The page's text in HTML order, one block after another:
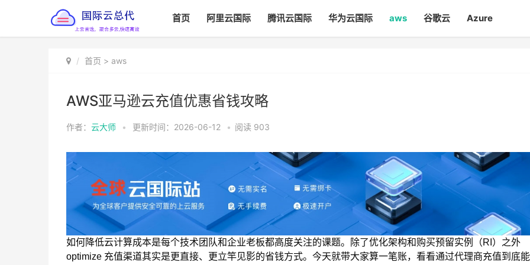
首页 阿里云国际 腾讯云国际 华为云国际 aws 谷歌云 Azure
首页 > aws
AWS亚马逊云充值优惠省钱攻略
作者： 云大师 • 更新时间：2026-06-12 • 阅读 903
如何降低云计算成本是每个技术团队和企业老板都高度关注的课题。除了优化架构和购买预留实例（RI）之外
optimize 充值渠道其实是更直接、更立竿见影的省钱方式。今天就带大家算一笔账，看看通过代理商充值到底